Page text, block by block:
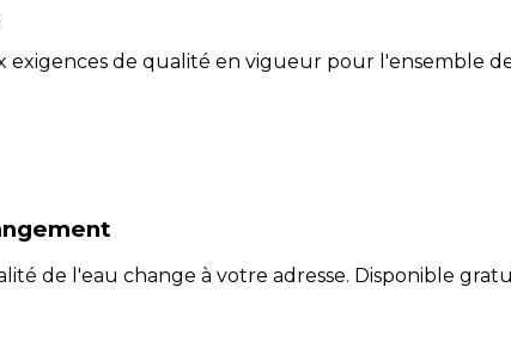
de qualité en vigueur pour l'ensemble
de l'eau change à votre adresse. Disponible